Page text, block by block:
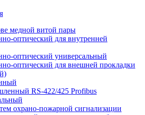
медной витой пары
оптический для внутренней
оптический универсальный
оптический для внешней прокладки
RS-422/425 Profibus
охрано-пожарной сигнализации